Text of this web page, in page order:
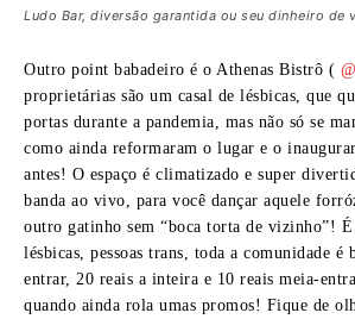
Ludo Bar, diversão garantida ou seu dinheiro de
Outro point babadeiro é o Athenas Bistrô (
proprietárias são um casal de lésbicas, que
portas durante a pandemia, mas não só se
como ainda reformaram o lugar e o
antes! O espaço é climatizado e super
banda ao vivo, para você dançar aquele
outro gatinho sem “boca torta de vizinho”!
lésbicas, pessoas trans, toda a comunidade é
entrar, 20 reais a inteira e 10 reais meia-
quando ainda rola umas promos! Fique de